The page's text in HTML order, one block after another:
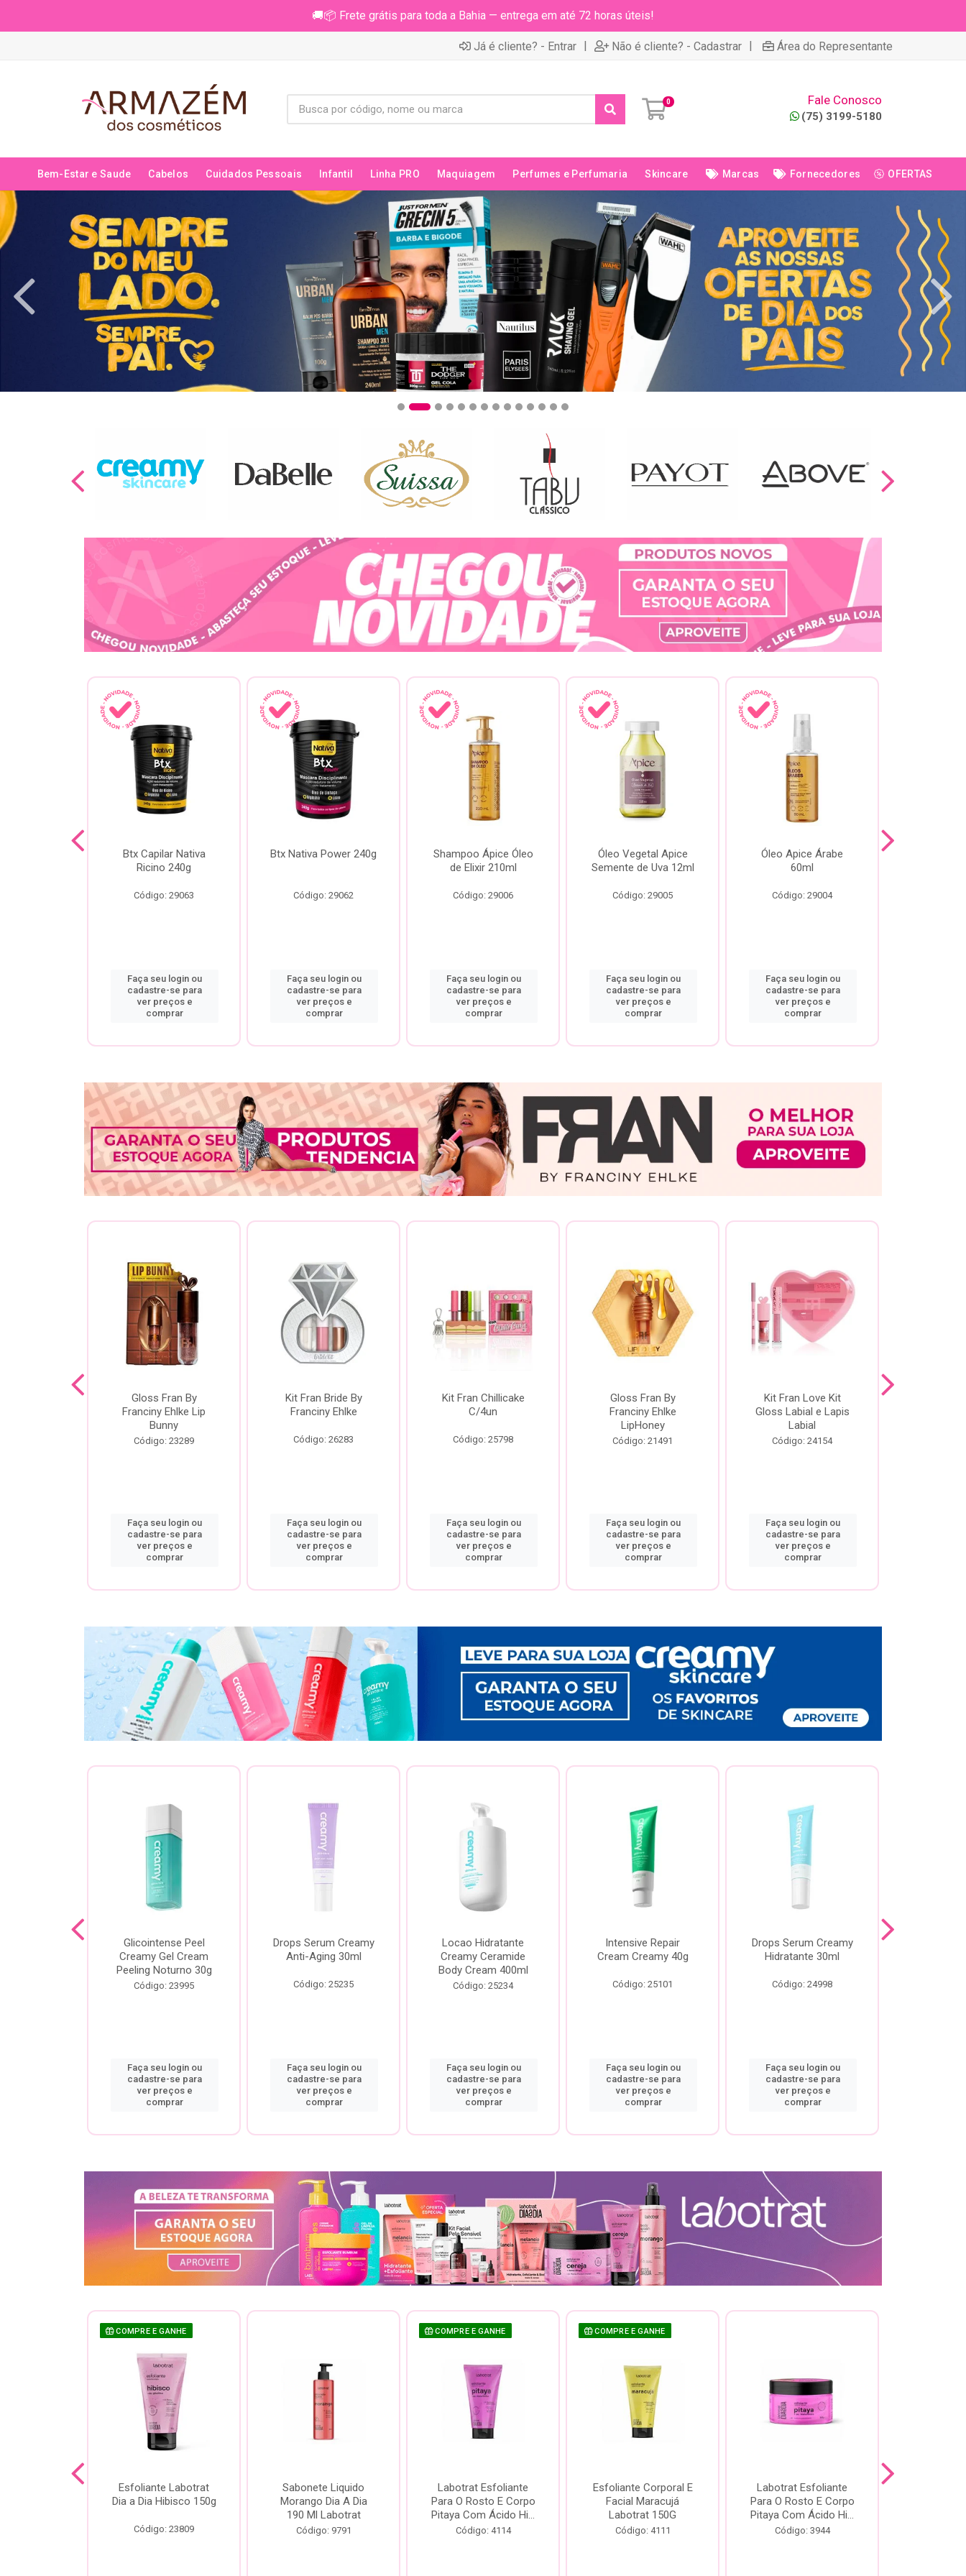
🚚📦 Frete grátis para toda a Bahia — entrega em até 72 horas úteis!
Já é cliente? - Entrar | Não é cliente? - Cadastrar | Área do Representante
0 Fale Conosco
(75) 3199-5180
Bem-Estar e Saude Cabelos Cuidados Pessoais Infantil Linha PRO Maquiagem Perfumes e Perfumaria Skincare Marcas Fornecedores OFERTAS
Btx Capilar Nativa
Ricino 240g
Código: 29063
Faça seu login ou
cadastre-se para
ver preços e
comprar
Btx Nativa Power 240g
Código: 29062
Faça seu login ou
cadastre-se para
ver preços e
comprar
Shampoo Ápice Óleo
de Elixir 210ml
Código: 29006
Faça seu login ou
cadastre-se para
ver preços e
comprar
Óleo Vegetal Apice
Semente de Uva 12ml
Código: 29005
Faça seu login ou
cadastre-se para
ver preços e
comprar
Óleo Apice Árabe
60ml
Código: 29004
Faça seu login ou
cadastre-se para
ver preços e
comprar
Gloss Fran By
Franciny Ehlke Lip
Bunny
Código: 23289
Faça seu login ou
cadastre-se para
ver preços e
comprar
Kit Fran Bride By
Franciny Ehlke
Código: 26283
Faça seu login ou
cadastre-se para
ver preços e
comprar
Kit Fran Chillicake
C/4un
Código: 25798
Faça seu login ou
cadastre-se para
ver preços e
comprar
Gloss Fran By
Franciny Ehlke
LipHoney
Código: 21491
Faça seu login ou
cadastre-se para
ver preços e
comprar
Kit Fran Love Kit
Gloss Labial e Lapis
Labial
Código: 24154
Faça seu login ou
cadastre-se para
ver preços e
comprar
Glicointense Peel
Creamy Gel Cream
Peeling Noturno 30g
Código: 23995
Faça seu login ou
cadastre-se para
ver preços e
comprar
Drops Serum Creamy
Anti-Aging 30ml
Código: 25235
Faça seu login ou
cadastre-se para
ver preços e
comprar
Locao Hidratante
Creamy Ceramide
Body Cream 400ml
Código: 25234
Faça seu login ou
cadastre-se para
ver preços e
comprar
Intensive Repair
Cream Creamy 40g
Código: 25101
Faça seu login ou
cadastre-se para
ver preços e
comprar
Drops Serum Creamy
Hidratante 30ml
Código: 24998
Faça seu login ou
cadastre-se para
ver preços e
comprar
COMPRE E GANHE
Esfoliante Labotrat
Dia a Dia Hibisco 150g
Código: 23809
Sabonete Liquido
Morango Dia A Dia
190 Ml Labotrat
Código: 9791
COMPRE E GANHE
Labotrat Esfoliante
Para O Rosto E Corpo
Pitaya Com Ácido Hi...
Código: 4114
COMPRE E GANHE
Esfoliante Corporal E
Facial Maracujá
Labotrat 150G
Código: 4111
Labotrat Esfoliante
Para O Rosto E Corpo
Pitaya Com Ácido Hi...
Código: 3944